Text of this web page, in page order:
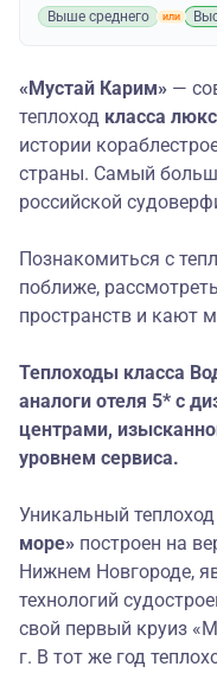
Выше среднего
«Мустай Карим» —
теплоход класса люкс
истории
страны. Самый
российской
Познакомиться с
поближе,
пространств и кают
Теплоходы класса
аналоги отеля 5* с
центрами,
уровнем сервиса.
Уникальный теплоход
море» построен на
Нижнем Новгороде,
технологий
свой первый круиз
г. В тот же год